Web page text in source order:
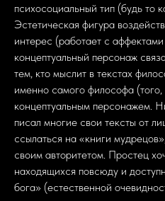
психосоциальный тип (будь то
Эстетическая фигура
интерес (работает с
концептуальный персонаж
тем, кто мыслит в текстах
именно самого философа
концептуальным персонажем.
писал многие свои тексты от
ссылаться на «книги
своим авторитетом. Простец
находящихся повсюду и
бога» (естественной